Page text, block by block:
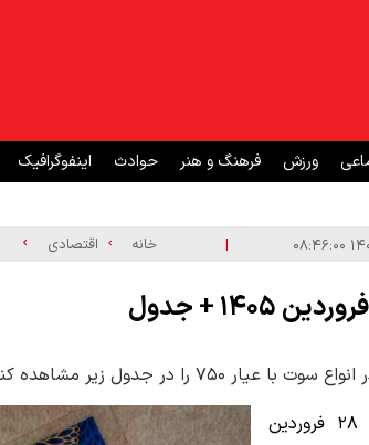
ورزش فرهنگ و هنر حوادث اینفوگرافیک
| خانه اقتصادی
قیمت سکه پارسیان امروز جمعه ۲۸ فروردین